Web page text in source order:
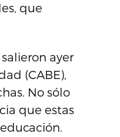
que
ayer
(CABE),
No sólo
que estas